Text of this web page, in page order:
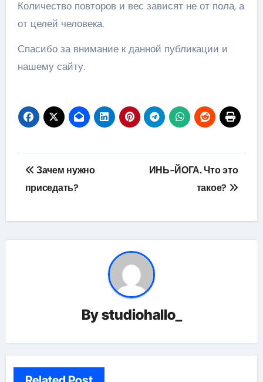
Количество повторов и вес зависят не от пола, а
от целей человека.
Спасибо за внимание к данной публикации и
нашему сайту.
Навигация
по
Зачем нужно
приседать?
ИНЬ-ЙОГА. Что это
такое?
Bystudiohallo_